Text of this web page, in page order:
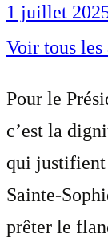
1 juillet
Voir tous les
Pour le
c’est la
qui justifient
Sainte-
prêter le